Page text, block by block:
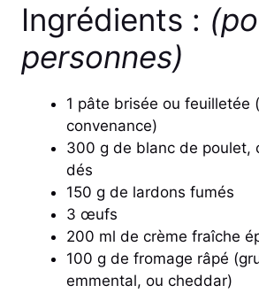
Ingrédients :
personnes)
1 pâte brisée ou feuilletée
convenance)
300 g de blanc de poulet,
dés
150 g de lardons fumés
3 œufs
200 ml de crème fraîche
100 g de fromage râpé
emmental, ou cheddar)